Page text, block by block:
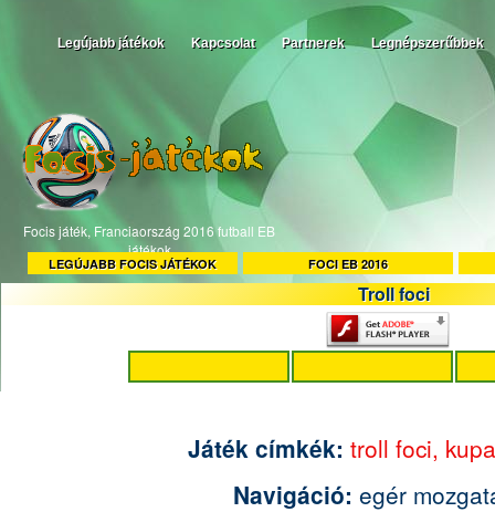
Legújabb játékok Kapcsolat Partnerek Legnépszerűbbek
Focis játék, Franciaország 2016 futball EB
játékok
LEGÚJABB FOCIS JÁTÉKOK FOCI EB 2016
Troll foci
Játék címkék: troll foci,
Navigáció: egér